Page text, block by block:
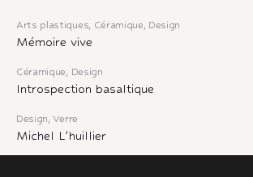
Arts plastiques, Céramique, Design
Mémoire vive
Céramique, Design
Introspection basaltique
Design, Verre
Michel L’huillier